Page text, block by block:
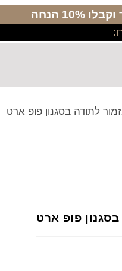
וקבלו 10% הנחה
מזמור לתודה בסגנון פופ ארט
בסגנון פופ ארט